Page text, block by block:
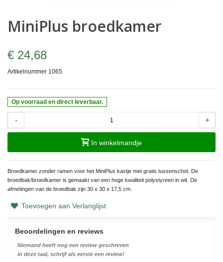
MiniPlus broedkamer
€ 24,68
Artikelnummer 1065
Op voorraad en direct leverbaar.
- +
In winkelmandje
Broedkamer zonder ramen voor het MiniPlus kastje met gratis tussenschot. De
broedbak/broedkamer is gemaakt van een hoge kwaliteit polystyreen in wit. De
afmetingen van de broedbak zijn 30 x 30 x 17,5 cm.
Toevoegen aan Verlanglijst
Beoordelingen en reviews
Niemand heeft nog een review geschreven
in deze taal, schrijf als eerste een review!